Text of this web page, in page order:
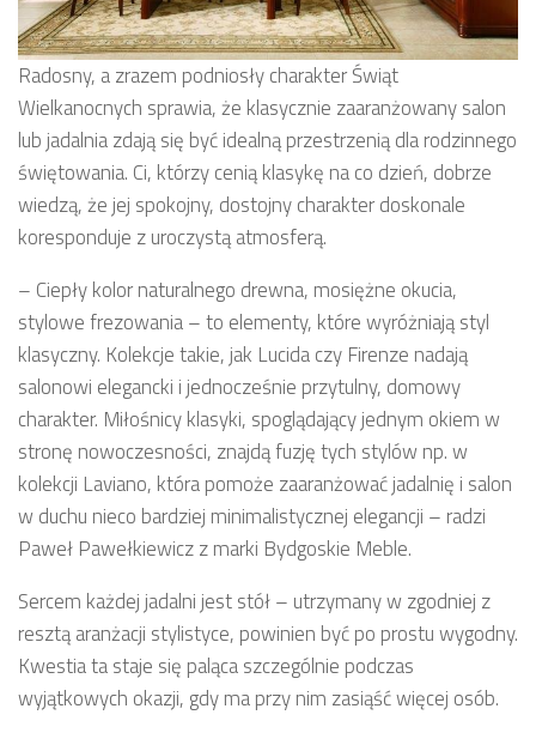
Radosny, a zrazem podniosły charakter Świąt
Wielkanocnych sprawia, że klasycznie zaaranżowany salon
lub jadalnia zdają się być idealną przestrzenią dla rodzinnego
świętowania. Ci, którzy cenią klasykę na co dzień, dobrze
wiedzą, że jej spokojny, dostojny charakter doskonale
koresponduje z uroczystą atmosferą.
– Ciepły kolor naturalnego drewna, mosiężne okucia,
stylowe frezowania – to elementy, które wyróżniają styl
klasyczny. Kolekcje takie, jak Lucida czy Firenze nadają
salonowi elegancki i jednocześnie przytulny, domowy
charakter. Miłośnicy klasyki, spoglądający jednym okiem w
stronę nowoczesności, znajdą fuzję tych stylów np. w
kolekcji Laviano, która pomoże zaaranżować jadalnię i salon
w duchu nieco bardziej minimalistycznej elegancji – radzi
Paweł Pawełkiewicz z marki Bydgoskie Meble.
Sercem każdej jadalni jest stół – utrzymany w zgodniej z
resztą aranżacji stylistyce, powinien być po prostu wygodny.
Kwestia ta staje się paląca szczególnie podczas
wyjątkowych okazji, gdy ma przy nim zasiąść więcej osób.